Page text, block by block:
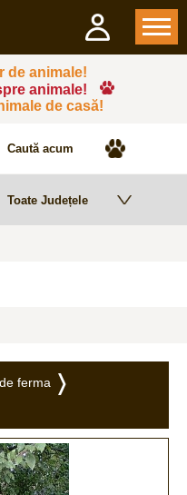
de animale!
animale!
de casă!
ferma